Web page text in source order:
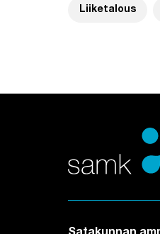
Liiketalous